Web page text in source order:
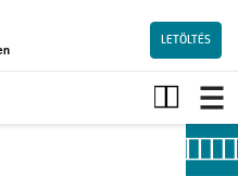
LETÖLTÉS